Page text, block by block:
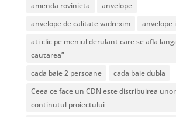
amenda rovinieta
anvelope
anvelope de calitate vadrexim
anvelope
ati clic pe meniul derulant care se afla
cautarea”
cada baie 2 persoane
cada baie dubla
Ceea ce face un CDN este distribuirea
continutul proiectului